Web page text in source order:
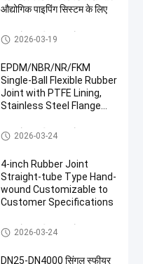
औद्योगिक पाइपिंग सिस्टम के लिए
एकल गोला लचीला रबर जोड़
2026-03-19
EPDM/NBR/NR/FKM
Single-Ball Flexible Rubber
Joint with PTFE Lining,
Stainless Steel Flange
Pressure Applications in
Construction Projects
एकल गोला लचीला रबर जोड़
2026-03-24
4-inch Rubber Joint
Straight-tube Type Hand-
wound Customizable to
Customer Specifications
एकल गोला लचीला रबर जोड़
2026-03-24
DN25-DN4000 सिंगल स्फीयर